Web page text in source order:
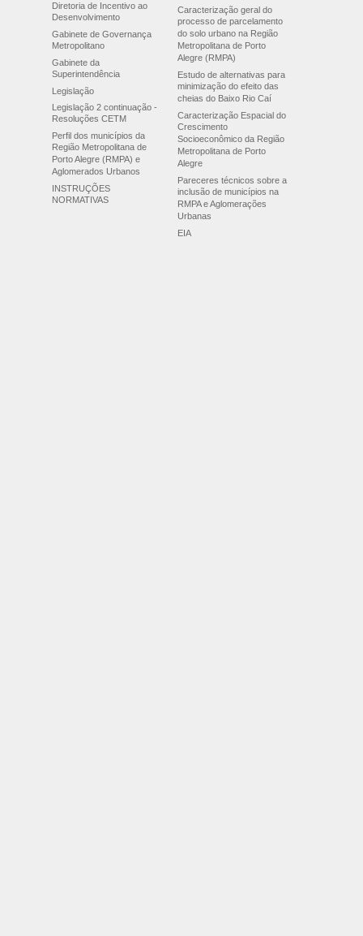
Diretoria de Incentivo ao
Desenvolvimento
Gabinete de Governança
Metropolitano
Gabinete da
Superintendência
Legislação
Legislação 2 continuação -
Resoluções CETM
Perfil dos municípios da
Região Metropolitana de
Porto Alegre (RMPA) e
Aglomerados Urbanos
INSTRUÇÕES
NORMATIVAS
Caracterização geral do
processo de parcelamento
do solo urbano na Região
Metropolitana de Porto
Alegre (RMPA)
Estudo de alternativas para
minimização do efeito das
cheias do Baixo Rio Caí
Caracterização Espacial do
Crescimento
Socioeconômico da Região
Metropolitana de Porto
Alegre
Pareceres técnicos sobre a
inclusão de municípios na
RMPA e Aglomerações
Urbanas
EIA